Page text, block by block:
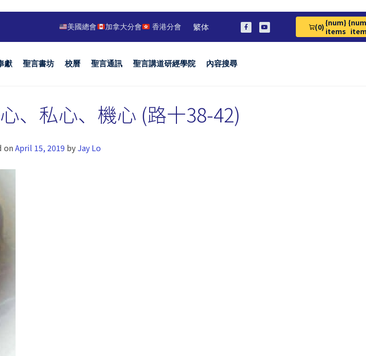
美國總會 加拿大分會 香港分會 繁体 (0)
View Cart 0
{num}
items
獻 聖言書坊 校曆 聖言通訊 聖言講道研經學院 內容搜尋
、私心、機心 (路十38-42)
onApril 15, 2019 by Jay Lo